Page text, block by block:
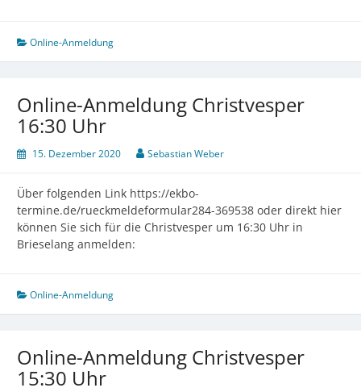
Online-Anmeldung
Online-Anmeldung Christvesper
16:30 Uhr
15. Dezember 2020 Sebastian Weber
Über folgenden Link https://ekbo-
termine.de/rueckmeldeformular284-369538 oder direkt hier
können Sie sich für die Christvesper um 16:30 Uhr in
Brieselang anmelden:
Online-Anmeldung
Online-Anmeldung Christvesper
15:30 Uhr